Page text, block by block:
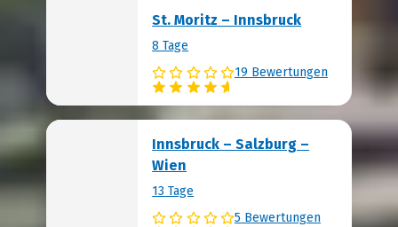
St. Moritz – Innsbruck
8 Tage
19 Bewertungen
Innsbruck – Salzburg –
Wien
13 Tage
5 Bewertungen